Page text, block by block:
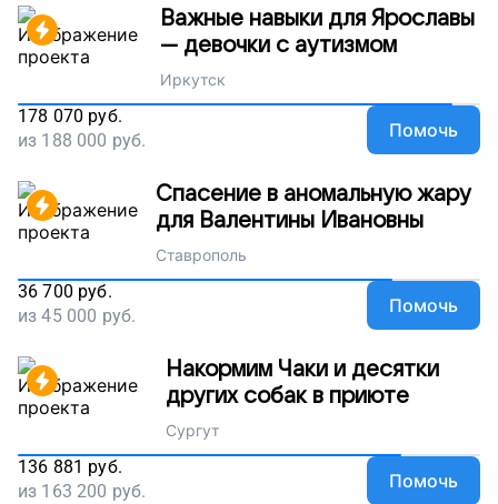
Важные навыки для Ярославы
— девочки с аутизмом
Иркутск
178 070 руб.
из 188 000 руб. Помочь
Спасение в аномальную жару
для Валентины Ивановны
Ставрополь
36 700 руб.
из45 000 руб. Помочь
Накормим Чаки и десятки
других собак в приюте
Сургут
136 881 руб.
из 163 200 руб. Помочь